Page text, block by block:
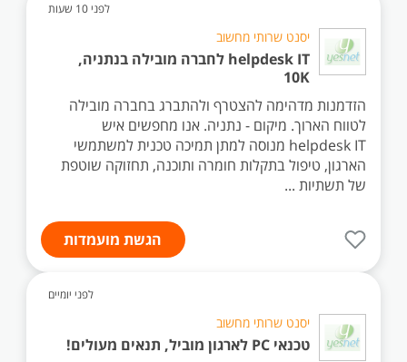
לפני 10 שעות
יסנט שרותי מחשוב
helpdesk IT לחברה מובילה בנתניה,
10K
הזדמנות מדהימה להצטרף ולהתברג בחברה מובילה
לטווח הארוך. מיקום - נתניה. אנו מחפשים איש
helpdesk IT מנוסה למתן תמיכה טכנית למשתמשי
הארגון, טיפול בתקלות חומרה ותוכנה, תחזוקה שוטפת
של תשתיות ...
הגשת מועמדות
לפני יומיים
יסנט שרותי מחשוב
טכנאי PC לארגון מוביל, תנאים מעולים!